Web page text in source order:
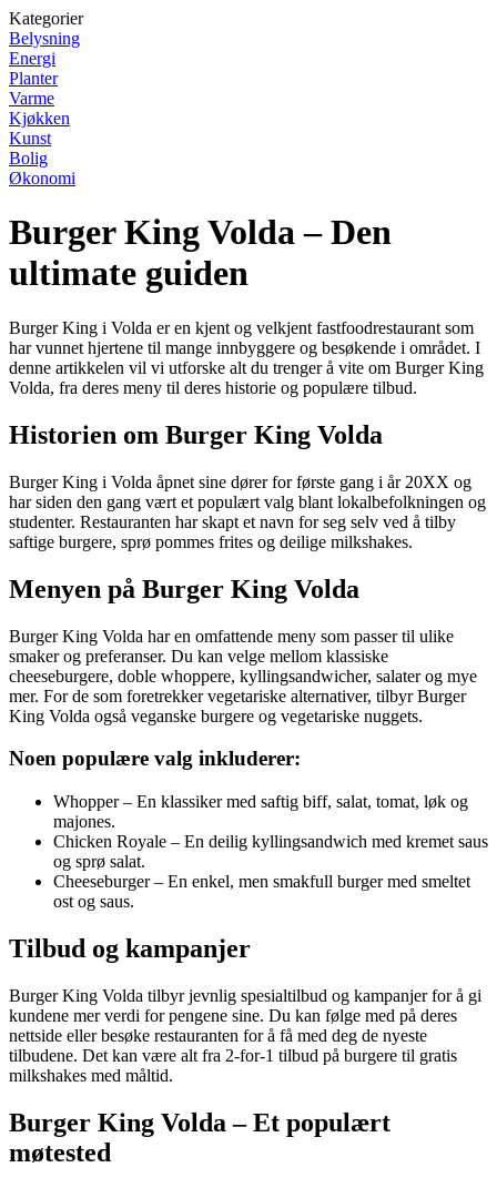
Kategorier
Belysning
Energi
Planter
Varme
Kjøkken
Kunst
Bolig
Økonomi
Burger King Volda – Den
ultimate guiden
Burger King i Volda er en kjent og velkjent fastfoodrestaurant som
har vunnet hjertene til mange innbyggere og besøkende i området. I
denne artikkelen vil vi utforske alt du trenger å vite om Burger King
Volda, fra deres meny til deres historie og populære tilbud.
Historien om Burger King Volda
Burger King i Volda åpnet sine dører for første gang i år 20XX og
har siden den gang vært et populært valg blant lokalbefolkningen og
studenter. Restauranten har skapt et navn for seg selv ved å tilby
saftige burgere, sprø pommes frites og deilige milkshakes.
Menyen på Burger King Volda
Burger King Volda har en omfattende meny som passer til ulike
smaker og preferanser. Du kan velge mellom klassiske
cheeseburgere, doble whoppere, kyllingsandwicher, salater og mye
mer. For de som foretrekker vegetariske alternativer, tilbyr Burger
King Volda også veganske burgere og vegetariske nuggets.
Noen populære valg inkluderer:
Whopper – En klassiker med saftig biff, salat, tomat, løk og
majones.
Chicken Royale – En deilig kyllingsandwich med kremet saus
og sprø salat.
Cheeseburger – En enkel, men smakfull burger med smeltet
ost og saus.
Tilbud og kampanjer
Burger King Volda tilbyr jevnlig spesialtilbud og kampanjer for å gi
kundene mer verdi for pengene sine. Du kan følge med på deres
nettside eller besøke restauranten for å få med deg de nyeste
tilbudene. Det kan være alt fra 2-for-1 tilbud på burgere til gratis
milkshakes med måltid.
Burger King Volda – Et populært
møtested